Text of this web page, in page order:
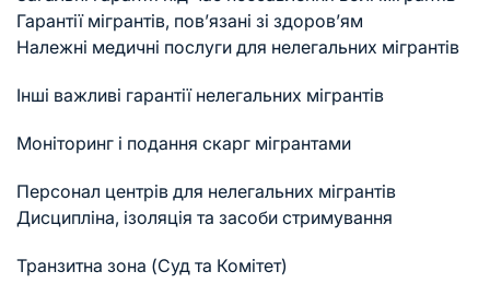
Гарантії мігрантів, пов’язані зі здоров’ям
Належні медичні послуги для нелегальних мігрантів
Інші важливі гарантії нелегальних мігрантів
Моніторинг і подання скарг мігрантами
Персонал центрів для нелегальних мігрантів
Дисципліна, ізоляція та засоби стримування
Транзитна зона (Суд та Комітет)